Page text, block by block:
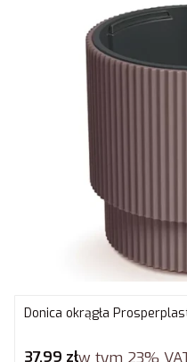
Donica okrągła
Cena brutto
37,99 złw tym 23%